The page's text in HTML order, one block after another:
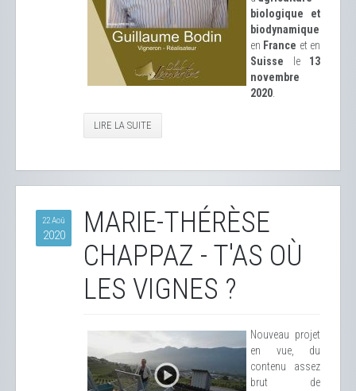
biologique et
biodynamique
en France et en
Suisse le 13
novembre
2020
LIRE LA SUITE
22 Aoû
2020
MARIE-THÉRÈSE
CHAPPAZ - T'AS OÙ
LES VIGNES ?
Nouveau projet
en vue, du
contenu assez
brut de